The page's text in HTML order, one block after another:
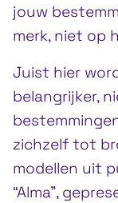
jouw
merk, niet op
Juist hier
belangrijker,
zichzelf tot
modellen uit
“Alma”,